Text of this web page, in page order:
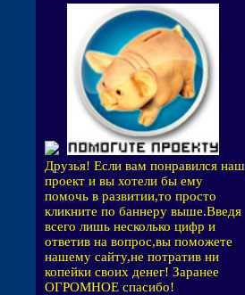
Друзья! Если вам понравился наш
проект и вы хотели бы ему
помочь в развитии,то просто
кликните по баннеру выше.Введя
всего лишь несколько цифр и
ответив на вопрос,вы поможете
нашему сайту,не потратив ни
копейки своих денег! Заранее
ОГРОМНОЕ спасибо!